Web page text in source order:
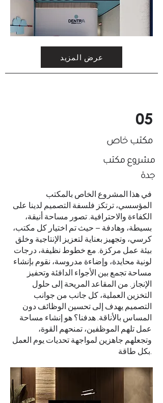
عرض المزيد
05
مكتب خاص
مشروع مكتب
جدة
في هذا المشروع الخاص بالمكتب
المؤسسي، ترتكز فلسفة التصميم لدينا على
الكفاءة والاحترافية. تصور مساحة أنيقة،
بسيطة، وهادفة – حيث تم اختيار كل مكتب،
كرسي، وتجهيز بعناية لتعزيز الإنتاجية وخلق
بيئة عمل مركزة. مع خطوط نظيفة، درجات
لونية محايدة، وإضاءة مدروسة، نقوم بإنشاء
مساحة تجمع بين الأجواء الدافئة وتحفيز
الإنجاز. من المقاعد المريحة إلى حلول
التخزين العملية، كل جانب من جوانب
التصميم يهدف إلى تحسين الوظائف دون
المساس بالأناقة. هدفنا؟ هو إنشاء مساحة
عمل تلهم الموظفين، تمنحهم القوة،
وتجعلهم جاهزين لمواجهة تحديات يوم العمل